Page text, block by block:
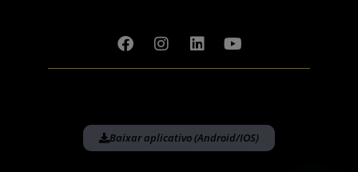
Baixar aplicativo (Android/IOS)